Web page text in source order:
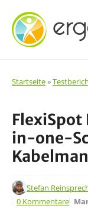
Inhalt
springen
Startseite»
FlexiSpot
in-one-
Stefan
0 Kommentare